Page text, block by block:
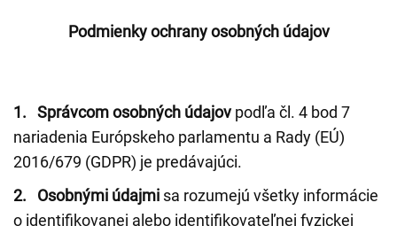
Podmienky ochrany osobných údajov
1. Správcom osobných údajovpodľa čl. 4 bod 7
nariadenia Európskeho parlamentu a Rady (EÚ)
2016/679 (GDPR) je predávajúci.
2. Osobnými údajmi sa rozumejú všetky informácie
o identifikovanej alebo identifikovateľnej fyzickej